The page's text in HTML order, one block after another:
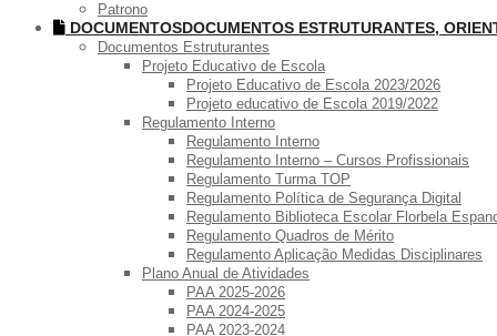
Patrono
DOCUMENTOSDOCUMENTOS ESTRUTURANTES,
Documentos Estruturantes
Projeto Educativo de Escola
Projeto Educativo de Escola 2023/2026
Projeto educativo de Escola 2019/2022
Regulamento Interno
Regulamento Interno
Regulamento Interno – Cursos Profissionais
Regulamento Turma TOP
Regulamento Política de Segurança Digital
Regulamento Biblioteca Escolar Florbela
Regulamento Quadros de Mérito
Regulamento Aplicação Medidas Disciplinares
Plano Anual de Atividades
PAA 2025-2026
PAA 2024-2025
PAA 2023-2024